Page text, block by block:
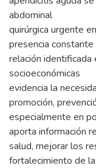
abdominal
quirúrgica urgente
presencia
relación identificada
socioeconómicas
evidencia la
promoción,
especialmente en
aporta información
salud, mejorar los
fortalecimiento de